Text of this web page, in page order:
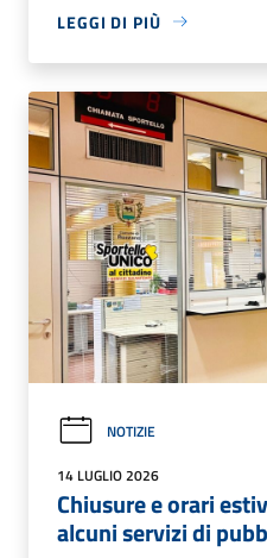
LEGGI DI PIÙ
NOTIZIE
14 LUGLIO 2026
Chiusure e orari
alcuni servizi di